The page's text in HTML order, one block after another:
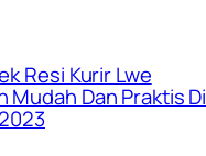
Resi Kurir Lwe
Mudah Dan Praktis Di